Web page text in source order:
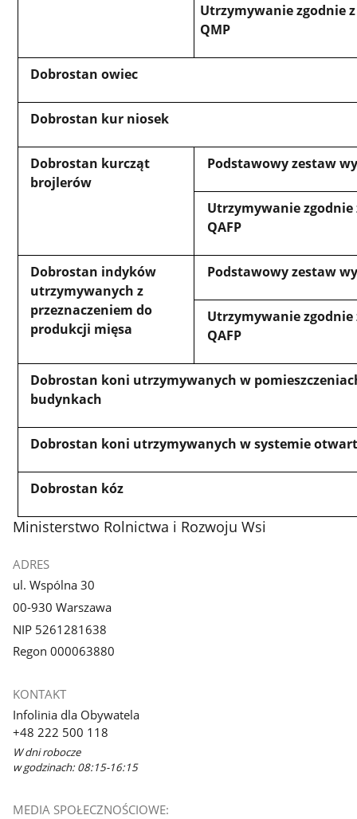
Utrzymywanie zgodnie
QMP
Dobrostan owiec
Dobrostan kur niosek
Dobrostan kurcząt
brojlerów
Podstawowy zestaw
Utrzymywanie zgodnie
QAFP
Dobrostan indyków
utrzymywanych z
przeznaczeniem do
produkcji mięsa
Podstawowy zestaw
Utrzymywanie zgodnie
QAFP
Dobrostan koni utrzymywanych w
budynkach
Dobrostan koni utrzymywanych w systemie
Dobrostan kóz
Ministerstwo Rolnictwa i Rozwoju Wsi
ADRES
ul. Wspólna 30
00-930 Warszawa
NIP 5261281638
Regon 000063880
KONTAKT
Infolinia dla Obywatela
+48 222 500 118
W dni robocze
w godzinach: 08:15-16:15
MEDIA SPOŁECZNOŚCIOWE: